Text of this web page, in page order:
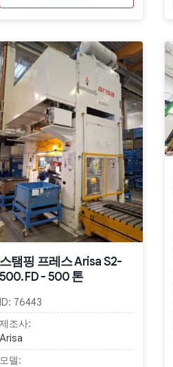
스탬핑 프레스 Arisa S2-
500.FD - 500 톤
ID: 76443
제조사:
Arisa
모델: